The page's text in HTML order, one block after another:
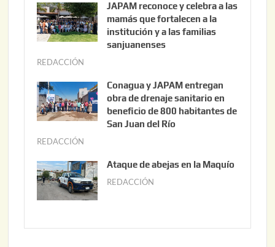
o
s
t
,
2
0
JAPAM reconoce y celebra a las
mamás que fortalecen a la
institución y a las familias
sanjuanenses
REDACCIÓN
n
i
o
,
2
0
6
Conagua y JAPAM entregan
obra de drenaje sanitario en
beneficio de 800 habitantes de
San Juan del Río
REDACCIÓN
n
i
o
Ataque de abejas en la Maquío
REDACCIÓN
o